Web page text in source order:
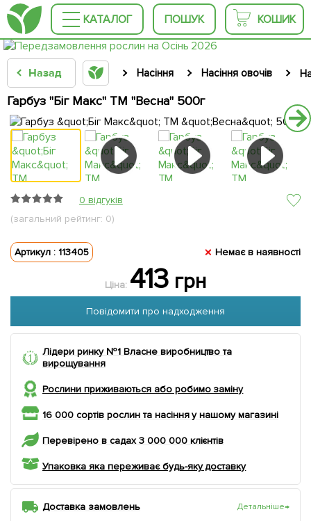
КАТАЛОГ ПОШУК КОШИК
Назад Насіння Насіння овочів
Гарбуз "Біг Макс" ТМ "Весна" 500г
0 відгуків
(загальний рейтинг: 0)
Артикул : 113405 Немає в наявності
Ціна: 413 грн
Повідомити про надходження
Лідери ринку №1 Власне виробництво та
вирощування
Рослини приживаються або робимо заміну
16 000 сортів рослин та насіння у нашому магазині
Перевірено в садах 3 000 000 клієнтів
Упаковка яка переживає будь-яку доставку
Доставка замовлень Детальніше→